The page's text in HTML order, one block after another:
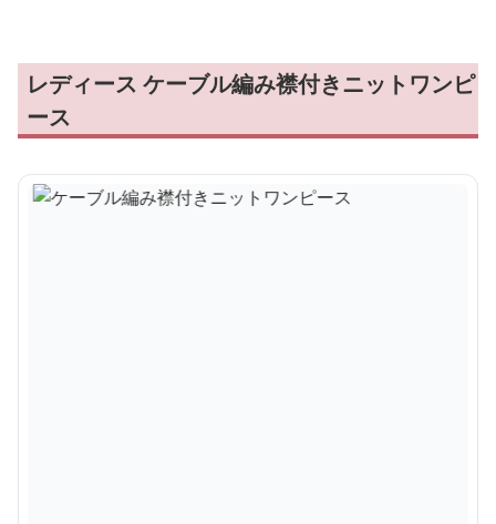
レディース ケーブル編み襟付きニットワンピ
ース